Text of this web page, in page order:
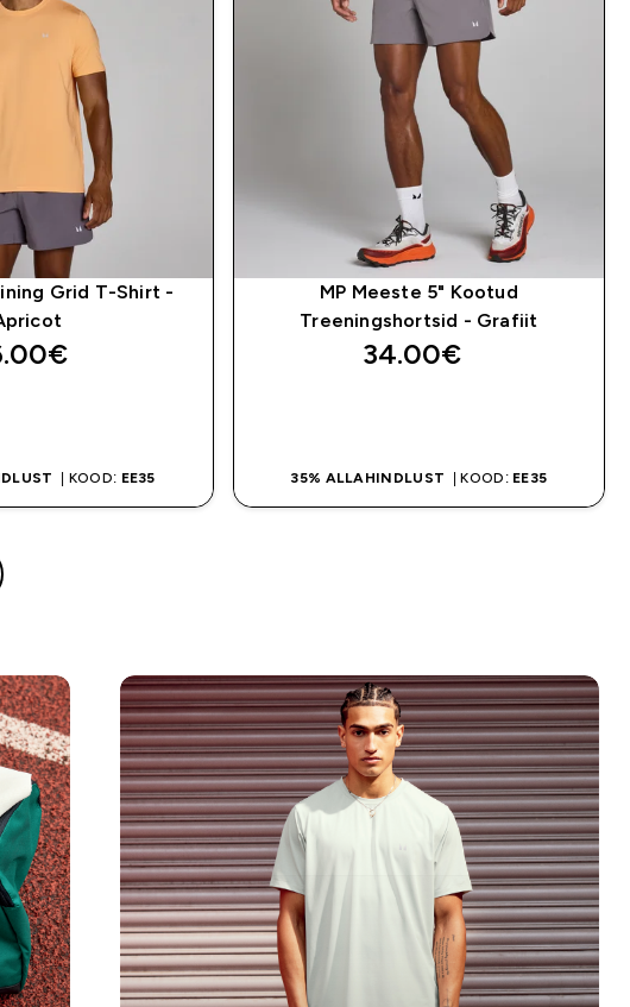
Grid T-Shirt -
| KOOD: EE35
MP Meeste 5" Kootud
Treeningshortsid - Grafiit
34.00€‎
35% ALLAHINDLUST | KOOD: EE35